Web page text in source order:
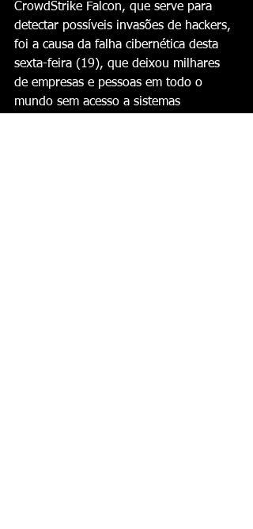
CrowdStrike Falcon, que serve para
detectar possíveis invasões de hackers,
foi a causa da falha cibernética desta
sexta-feira (19), que deixou milhares
de empresas e pessoas em todo o
mundo sem acesso a sistemas